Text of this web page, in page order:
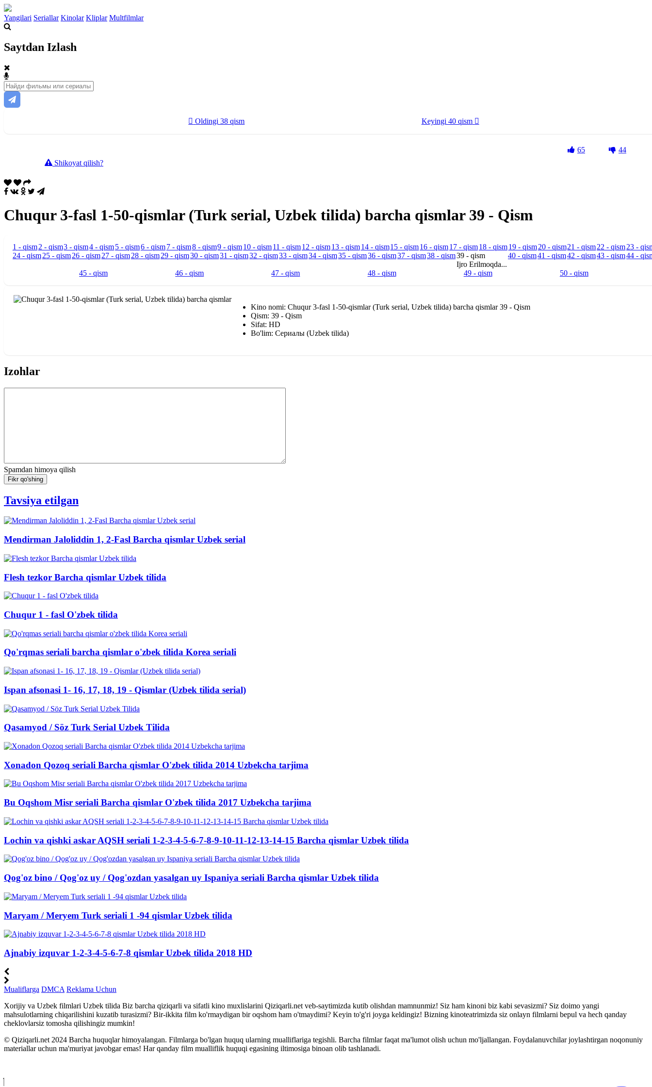
Yangilari Seriallar Kinolar Kliplar Multfilmlar
Saytdan Izlash
Oldingi 38 qism Keyingi 40 qism
Shikoyat qilish?
65 44
Chuqur 3-fasl 1-50-qismlar (Turk serial, Uzbek tilida) barcha qismlar 39 - Qism
1 - qism2 - qism3 - qism4 - qism5 - qism6 - qism7 - qism8 - qism9 - qism10 - qism11 - qism12 - qism13 - qism14 - qism15 - qism16 - qism17 - qism18 - qism19 - qism20 - qism21 - qism22 - qism23 -
24 - qism25 - qism26 - qism27 - qism28 - qism29 - qism30 - qism31 - qism32 - qism33 - qism34 - qism35 - qism36 - qism37 - qism38 - qism39 - qism
Ijro Erilmoqda...
40 - qism41 - qism42 - qism43 - qism44 -
45 - qism 46 - qism 47 - qism 48 - qism 49 - qism 50 - qism
Kino nomi: Chuqur 3-fasl 1-50-qismlar (Turk serial, Uzbek tilida) barcha qismlar 39 - Qism
Qism: 39 - Qism
Sifat: HD
Bo'lim: Сериалы (Uzbek tilida)
Izohlar
Spamdan himoya qilish
Fikr qo'shing
Tavsiya etilgan
Mendirman Jaloliddin 1, 2-Fasl Barcha qismlar Uzbek serial
Flesh tezkor Barcha qismlar Uzbek tilida
Chuqur 1 - fasl O'zbek tilida
Qo'rqmas seriali barcha qismlar o'zbek tilida Korea seriali
Ispan afsonasi 1- 16, 17, 18, 19 - Qismlar (Uzbek tilida serial)
Qasamyod / Söz Turk Serial Uzbek Tilida
Xonadon Qozoq seriali Barcha qismlar O'zbek tilida 2014 Uzbekcha tarjima
Bu Oqshom Misr seriali Barcha qismlar O'zbek tilida 2017 Uzbekcha tarjima
Lochin va qishki askar AQSH seriali 1-2-3-4-5-6-7-8-9-10-11-12-13-14-15 Barcha qismlar Uzbek tilida
Qog'oz bino / Qog'oz uy / Qog'ozdan yasalgan uy Ispaniya seriali Barcha qismlar Uzbek tilida
Maryam / Meryem Turk seriali 1 -94 qismlar Uzbek tilida
Ajnabiy izquvar 1-2-3-4-5-6-7-8 qismlar Uzbek tilida 2018 HD
Mualiflarga DMCA Reklama Uchun
Xorijiy va Uzbek filmlari Uzbek tilida Biz barcha qiziqarli va sifatli kino muxlislarini Qiziqarli.net veb-saytimizda kutib olishdan mamnunmiz! Siz ham kinoni biz kabi sevasizmi? Siz doimo yangi
mahsulotlarning chiqarilishini kuzatib turasizmi? Bir-ikkita film ko'rmaydigan bir oqshom ham o'tmaydimi? Keyin to'g'ri joyga keldingiz! Bizning kinoteatrimizda siz onlayn filmlarni bepul va hech qanday
cheklovlarsiz tomosha qilishingiz mumkin!
© Qiziqarli.net 2024 Barcha huquqlar himoyalangan. Filmlarga bo'lgan huquq ularning mualliflariga tegishli. Barcha filmlar faqat ma'lumot olish uchun mo'ljallangan. Foydalanuvchilar joylashtirgan noqonuniy
materiallar uchun ma'muriyat javobgar emas! Har qanday film mualliflik huquqi egasining iltimosiga binoan olib tashlanadi.